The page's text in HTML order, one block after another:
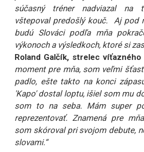
súčasný tréner nadviazal na
vštepoval predošlý kouč. Aj pod
budú Slováci podľa mňa
výkonoch a výsledkoch, ktoré si
Roland Galčík, strelec víťazného
moment pre mňa, som veľmi
padlo, ešte takto na konci
'Kapo' dostal loptu, išiel som mu
som to na seba. Mám super
reprezentovať. Znamená pre
som skóroval pri svojom debute,
slovami.“